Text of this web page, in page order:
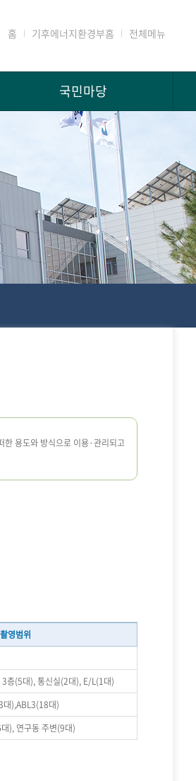
홈 기후에너지환경부홈 전체메뉴
국민마당
한 용도와 방식으로 이용·관리되고
영범위
층(5대), 통신실(2대), E/L(1대)
),ABL3(18대)
), 연구동 주변(9대)